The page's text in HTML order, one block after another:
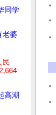
同学
老婆
民
高潮